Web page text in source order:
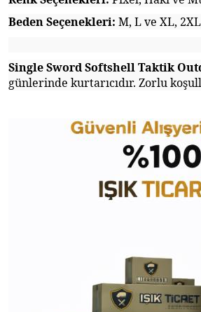
Beden Seçenekleri: M, L ve XL,
Single Sword Softshell Taktik
günlerinde kurtarıcıdır. Zorlu